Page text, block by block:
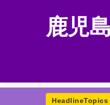
鹿児
HeadlineTopics